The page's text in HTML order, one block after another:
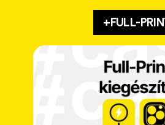
+FULL-